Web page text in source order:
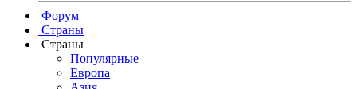
Форум
Страны
Страны
Популярные
Европа